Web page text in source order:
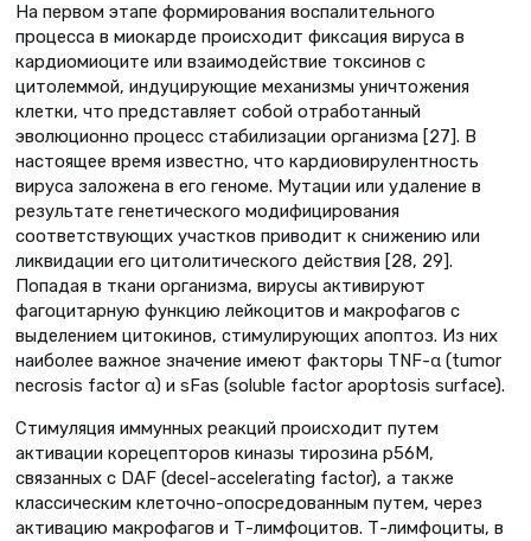
На первом этапе формирования воспалительного
процесса в миокарде происходит фиксация вируса в
кардиомиоците или взаимодействие токсинов с
цитолеммой, индуцирующие механизмы уничтожения
клетки, что представляет собой отработанный
эволюционно процесс стабилизации организма [27]. В
настоящее время известно, что кардиовирулентность
вируса заложена в его геноме. Мутации или удаление в
результате генетического модифицирования
соответствующих участков приводит к снижению или
ликвидации его цитолитического действия [28, 29].
Попадая в ткани организма, вирусы активируют
фагоцитарную функцию лейкоцитов и макрофагов с
выделением цитокинов, стимулирующих апоптоз. Из них
наиболее важное значение имеют факторы TNF-α (tumor
necrosis factor α) и sFas (soluble factor apoptosis surface).
Стимуляция иммунных реакций происходит путем
активации корецепторов киназы тирозина p56M,
связанных с DAF (decel-accelerating factor), а также
классическим клеточно-опосредованным путем, через
активацию макрофагов и Т-лимфоцитов. Т-лимфоциты, в